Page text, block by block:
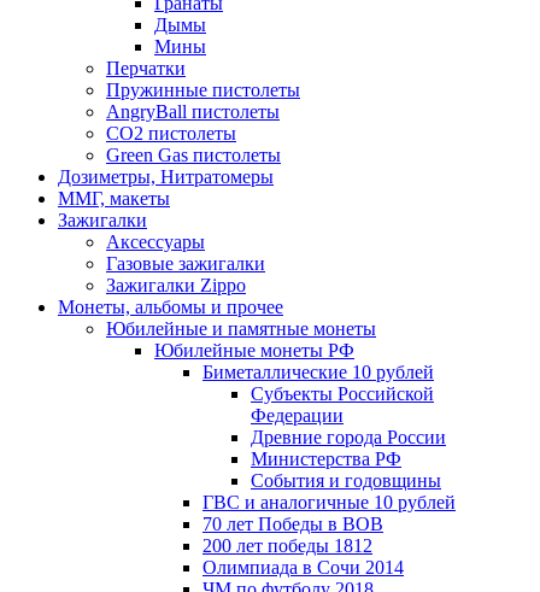
Дымы
Мины
Перчатки
Пружинные пистолеты
AngryBall пистолеты
CO2 пистолеты
Green Gas пистолеты
Дозиметры, Нитратомеры
ММГ, макеты
Зажигалки
Аксессуары
Газовые зажигалки
Зажигалки Zippo
Монеты, альбомы и прочее
Юбилейные и памятные монеты
Юбилейные монеты РФ
Биметаллические 10 рублей
Субъекты Российской
Федерации
Древние города России
Министерства РФ
События и годовщины
ГВС и аналогичные 10 рублей
70 лет Победы в ВОВ
200 лет победы 1812
Олимпиада в Сочи 2014